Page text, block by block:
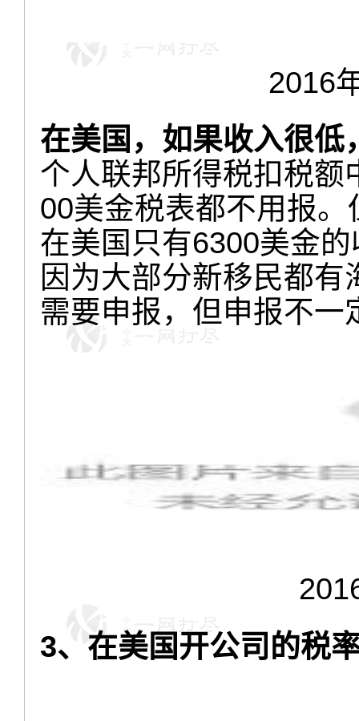
2016
在美国，如果收入很低
个人联邦所得税扣税额
00美金税表都不用报
在美国只有6300美金
因为大部分新移民都
需要申报，但申报不
3、在美国开公司的税